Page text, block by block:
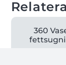
360